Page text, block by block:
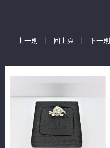
上一則 | 回上頁 | 下一則